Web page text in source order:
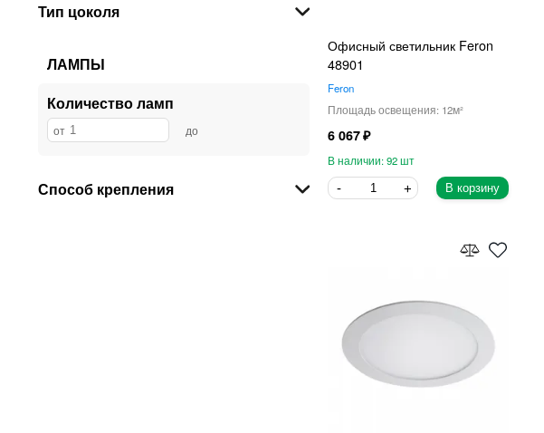
Тип цоколя
ЛАМПЫ
Количество ламп
Способ крепления
Офисный светильник Feron
48901
Feron
12
6 067
92
В корзину